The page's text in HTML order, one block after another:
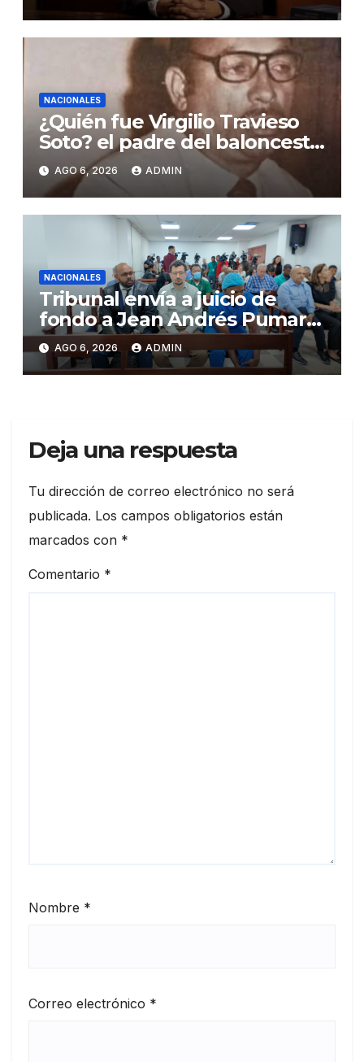
NACIONALES
¿Quién fue Virgilio Travieso
Soto? el padre del baloncesto
dominicano
AGO 6, 2026 ADMIN
NACIONALES
Tribunal envía a juicio de
fondo a Jean Andrés Pumarol
y tres meses de prisión
preventiva
AGO 6, 2026 ADMIN
Deja una respuesta
Tu dirección de correo electrónico no será
publicada. Los campos obligatorios están
marcados con *
Comentario *
Nombre *
Correo electrónico *